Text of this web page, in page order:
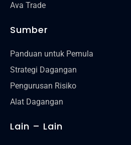
Ava Trade
Sumber
Panduan untuk Pemula
Strategi Dagangan
Pengurusan Risiko
Alat Dagangan
Lain – Lain